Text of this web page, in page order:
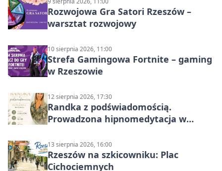
Rozwojowa Gra Satori Rzeszów –
warsztat rozwojowy
10 sierpnia 2026, 11:00
Strefa Gamingowa Fortnite – gaming
w Rzeszowie
12 sierpnia 2026, 17:30
Randka z podświadomością.
Prowadzona hipnomedytacja w
13 sierpnia 2026, 16:00
Rzeszów na szkicowniku: Plac
Cichociemnych